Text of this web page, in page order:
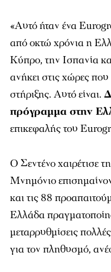
«Αυτό ήταν ένα
από οκτώ χρόνια η
Κύπρο, την Ισπανία
ανήκει στις χώρες
στήριξης. Αυτό είναι.
πρόγραμμα στην
επικεφαλής του
Ο Σεντένο χαιρέτισε
Μνημόνιο
και τις 88
Ελλάδα
μεταρρυθμίσεις
για τον πληθυσμό,